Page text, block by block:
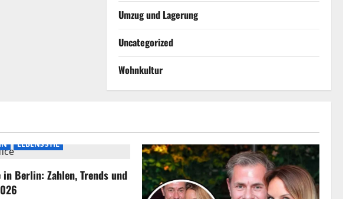
Umzug und Lagerung
Uncategorized
Wohnkultur
LEBENSSTIL
in Berlin: Zahlen, Trends und